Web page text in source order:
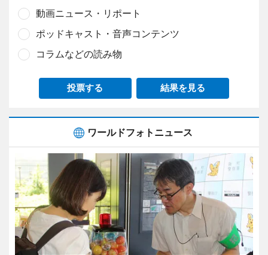
動画ニュース・リポート
ポッドキャスト・音声コンテンツ
コラムなどの読み物
投票する 結果を見る
ワールドフォトニュース